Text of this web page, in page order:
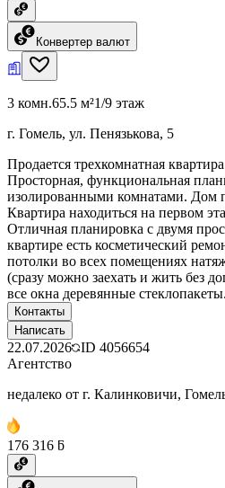
Конвертер валют
3 комн.65.5 м²1/9 этаж
г. Гомель, ул. Пенязькова, 5
Продается трехкомнатная
Просторная, функциональная
изолированными комнатами. Дом
Квартира находиться на первом
Отличная планировка с двумя
квартире есть косметический
потолки во всех помещениях
(сразу можно заехать и жить без
все окна деревянные стеклопакеты.
Контакты
Написать
22.07.2026 ID 4056654
Агентство
недалеко от г. Калинковичи,
176 316 ƃ